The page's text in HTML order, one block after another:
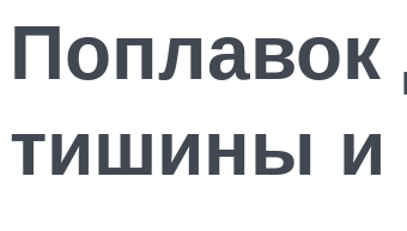
Поплавок
тишины и